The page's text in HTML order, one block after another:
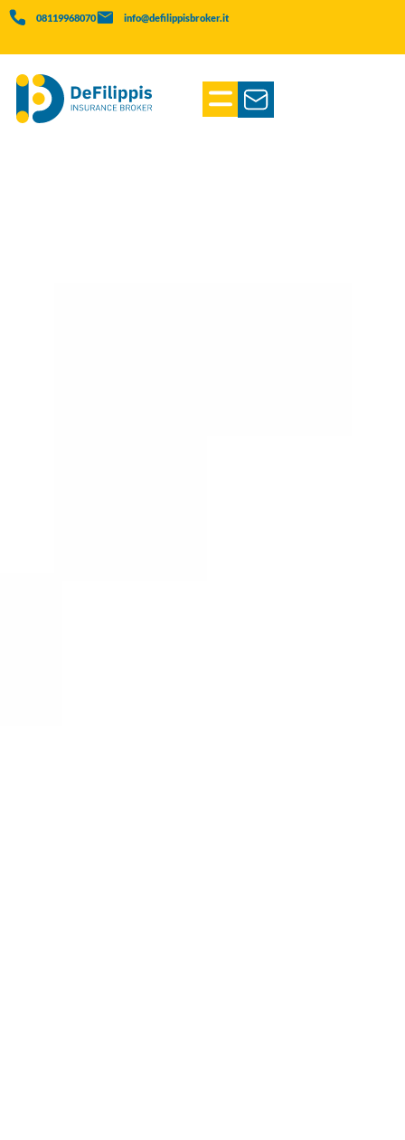
08119968070 info@defilippisbroker.it